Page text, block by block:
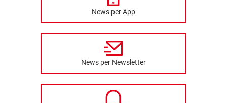
News per App
News per Newsletter